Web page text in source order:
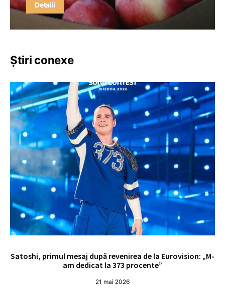
Detalii
Știri conexe
Satoshi, primul mesaj după revenirea de la Eurovision: „M-
am dedicat la 373 procente”
21 mai 2026